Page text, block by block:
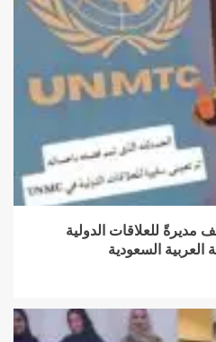
مديرةً للعلاقات الدولية